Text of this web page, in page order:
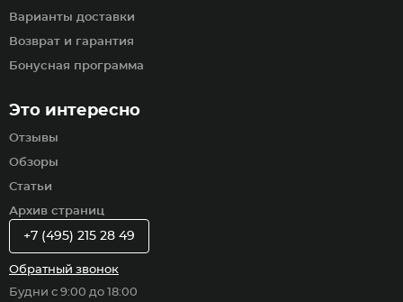
Варианты доставки
Возврат и гарантия
Бонусная программа
Это интересно
Отзывы
Обзоры
Статьи
Архив страниц
+7 (495) 215 28 49
Обратный звонок
Будни с 9:00 до 18:00